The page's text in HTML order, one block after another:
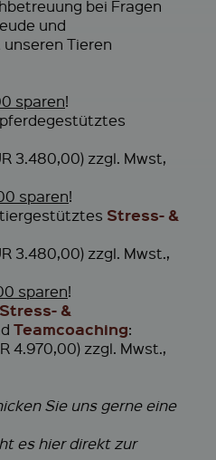
bei Fragen
und
Tieren
sparen!
3.480,00) zzgl. Mwst,
sparen!
Stress- &
3.480,00) zzgl. Mwst.,
sparen!
Stress- &
Teamcoaching:
4.970,00) zzgl. Mwst.,
Sie uns gerne eine
es hier direkt zur